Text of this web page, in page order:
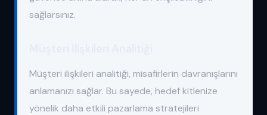
sağlarsınız.
Müşteri ilişkileri analitiği, misafirlerin davranışlarını
anlamanızı sağlar. Bu sayede, hedef kitlenize
yönelik daha etkili pazarlama stratejileri